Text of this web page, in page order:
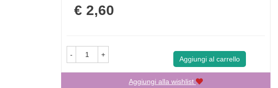
Prezzo
€ 2,60
- +
Aggiungi al carrello
Aggiungi alla wishlist